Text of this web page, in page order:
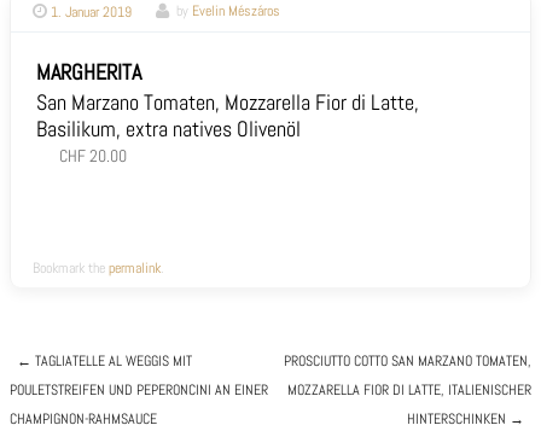
1. Januar 2019 by Evelin Mészáros
MARGHERITA
San Marzano Tomaten, Mozzarella Fior di Latte,
Basilikum, extra natives Olivenöl
CHF 20.00
Bookmark thepermalink.
Post navigation
← TAGLIATELLE AL WEGGIS MIT
POULETSTREIFEN UND PEPERONCINI AN EINER
CHAMPIGNON-RAHMSAUCE
PROSCIUTTO COTTOSAN MARZANO TOMATEN,
MOZZARELLA FIOR DI LATTE, ITALIENISCHER
HINTERSCHINKEN →